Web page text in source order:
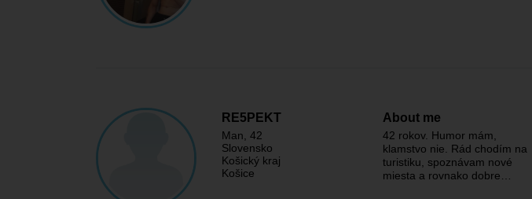
RE5PEKT
Man , 42
Slovensko
Košický kraj
Košice
About me
42 rokov. Humor mám,
klamstvo nie. Rád chodím na
turistiku, spoznávam nové
miesta a rovnako dobre…